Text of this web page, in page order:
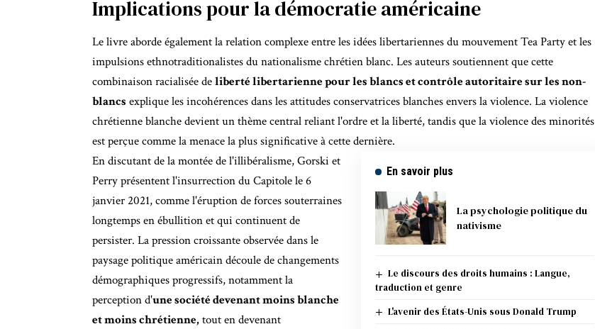
Implications pour la démocratie américaine
Le livre aborde également la relation complexe entre les idées libertariennes du mouvement Tea Party et les
impulsions ethnotraditionalistes du nationalisme chrétien blanc. Les auteurs soutiennent que cette
combinaison racialisée deliberté libertarienne pour les blancs et contrôle autoritaire sur les non-
blancs explique les incohérences dans les attitudes conservatrices blanches envers la violence. La violence
chrétienne blanche devient un thème central reliant l'ordre et la liberté, tandis que la violence des minorités
est perçue comme la menace la plus significative à cette dernière.
En savoir plus
La psychologie politique du
nativisme
Le discours des droits humains : Langue,
traduction et genre
L'avenir des États-Unis sous Donald Trump
En discutant de la montée de l'illibéralisme, Gorski et
Perry présentent l'insurrection du Capitole le 6
janvier 2021, comme l'éruption de forces souterraines
longtemps en ébullition et qui continuent de
persister. La pression croissante observée dans le
paysage politique américain découle de changements
démographiques progressifs, notamment la
perception d'une société devenant moins blanche
et moins chrétienne,tout en devenant